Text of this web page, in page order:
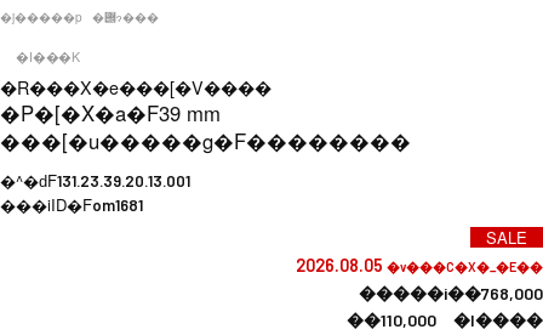
�j�����p �݌ɂ���
�I���K
�R���X�e���[�V����
�P�[�X�a�F39 mm
���[�u�����g�F��������
�^�ԁF131.23.39.20.13.001
���iID�Fom1681
SALE
2026.08.05 �v���C�X�_�E��
�����i��768,000
��110,000 �l����